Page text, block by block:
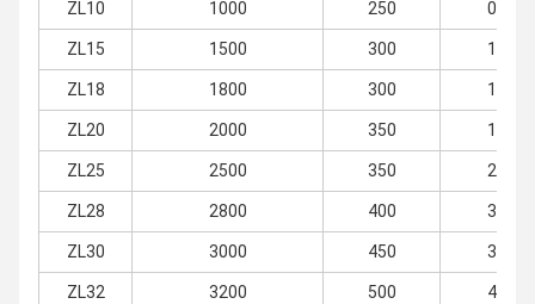
ZL10 1000 250 0,4
ZL15 1500 300 1.1
ZL18 1800 300 1.4
ZL20 2000 350 1.8
ZL25 2500 350 2,5
ZL28 2800 400 3.3
ZL30 3000 450 3,9
ZL32 3200 500 4.3